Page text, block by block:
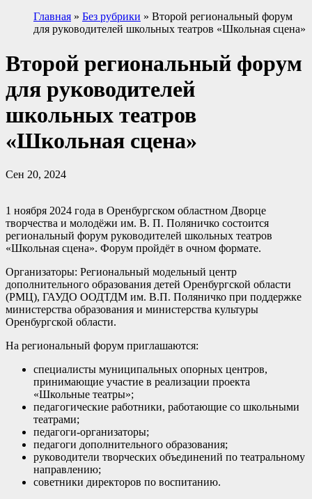
Главная » Без рубрики » Второй региональный форум
для руководителей школьных театров «Школьная сцена»
Второй региональный форум
для руководителей
школьных театров
«Школьная сцена»
Сен 20, 2024
1 ноября 2024 года в Оренбургском областном Дворце
творчества и молодёжи им. В. П. Поляничко состоится
региональный форум руководителей школьных театров
«Школьная сцена». Форум пройдёт в очном формате.
Организаторы: Региональный модельный центр
дополнительного образования детей Оренбургской области
(РМЦ), ГАУДО ООДТДМ им. В.П. Поляничко при поддержке
министерства образования и министерства культуры
Оренбургской области.
На региональный форум приглашаются:
специалисты муниципальных опорных центров,
принимающие участие в реализации проекта
«Школьные театры»;
педагогические работники, работающие со школьными
театрами;
педагоги-организаторы;
педагоги дополнительного образования;
руководители творческих объединений по театральному
направлению;
советники директоров по воспитанию.